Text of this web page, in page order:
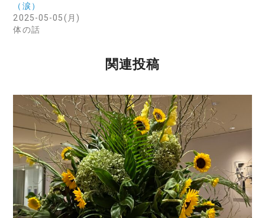
（涙）
2025-05-05(月)
体の話
関連投稿